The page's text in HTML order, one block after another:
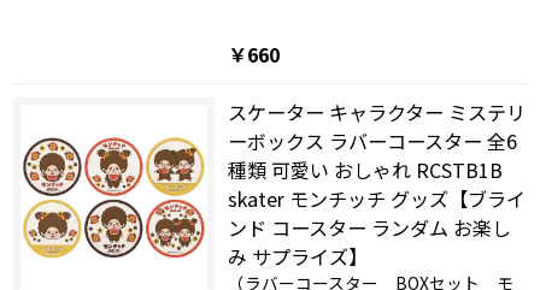
￥660
スケーター キャラクター ミステリ
ーボックス ラバーコースター 全6
種類 可愛い おしゃれ RCSTB1B
skater モンチッチ グッズ【ブライ
ンド コースター ランダム お楽し
み サプライズ】
（ラバーコースター BOXセット モ